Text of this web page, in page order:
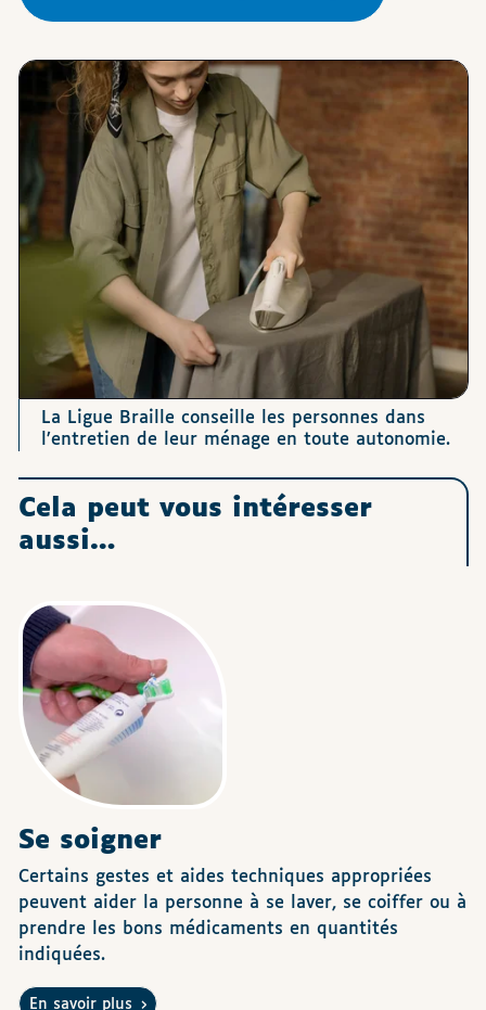
Images
La Ligue Braille conseille les personnes dans
l’entretien de leur ménage en toute autonomie.
Cela peut vous intéresser
aussi…
Se soigner
Certains gestes et aides techniques appropriées
peuvent aider la personne à se laver, se coiffer ou à
prendre les bons médicaments en quantités
indiquées.
En savoir plus